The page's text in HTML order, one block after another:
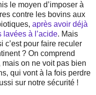
le moyen d’imposer à
contre les bovins aux
après avoir déjà
à l’acide. Mais
c’est pour faire reculer
? On comprend
mais on ne voit pas bien
qui vont à la fois perdre
sur notre sécurité !